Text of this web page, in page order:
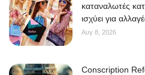
καταναλωτές
ισχύει για
Αυγ 8, 2026
Conscription